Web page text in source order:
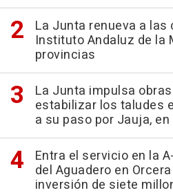
La Junta renueva a
Instituto Andaluz de la
provincias
La Junta impulsa
estabilizar los taludes
a su paso por Jauja,
Entra el servicio en la
del Aguadero en
inversión de siete